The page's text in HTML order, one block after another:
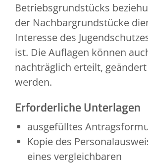
Betriebsgrundstücks
der Nachbargrundstücke
Interesse des
ist. Die Auflagen können
nachträglich erteilt,
werden.
Erforderliche Unterlagen
ausgefülltes
Kopie des
eines vergleichbaren